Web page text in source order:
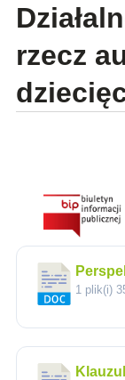
rzecz
1 plik(i)